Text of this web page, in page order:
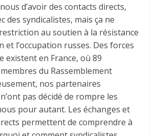
d’avoir des contacts directs,
des syndicalistes, mais ça ne
au soutien à la résistance
et l’occupation russes. Des forces
existent en France, où 89
du Rassemblement
nos partenaires
pas décidé de rompre les
pour autant. Les échanges et
permettent de comprendre à